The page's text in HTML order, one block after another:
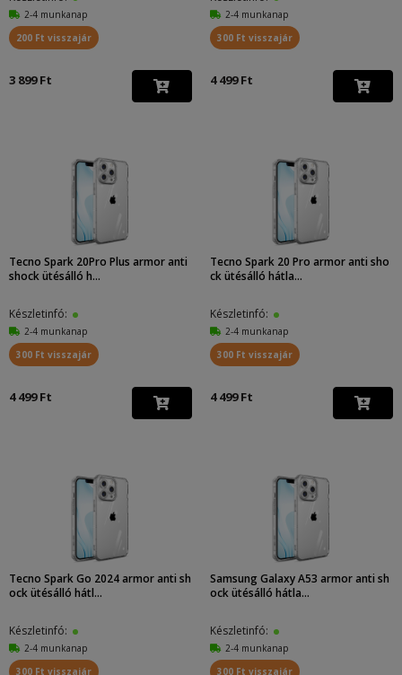
2-4 munkanap
200 Ft visszajár
3 899 Ft
2-4 munkanap
300 Ft visszajár
4 499 Ft
Tecno Spark 20Pro Plus armor anti
shock ütésálló h...
Készletinfó:
2-4 munkanap
300 Ft visszajár
4 499 Ft
Tecno Spark 20 Pro armor anti sho
ck ütésálló hátla...
Készletinfó:
2-4 munkanap
300 Ft visszajár
4 499 Ft
Tecno Spark Go 2024 armor anti sh
ock ütésálló hátl...
Készletinfó:
2-4 munkanap
300 Ft visszajár
Samsung Galaxy A53 armor anti sh
ock ütésálló hátla...
Készletinfó:
2-4 munkanap
300 Ft visszajár